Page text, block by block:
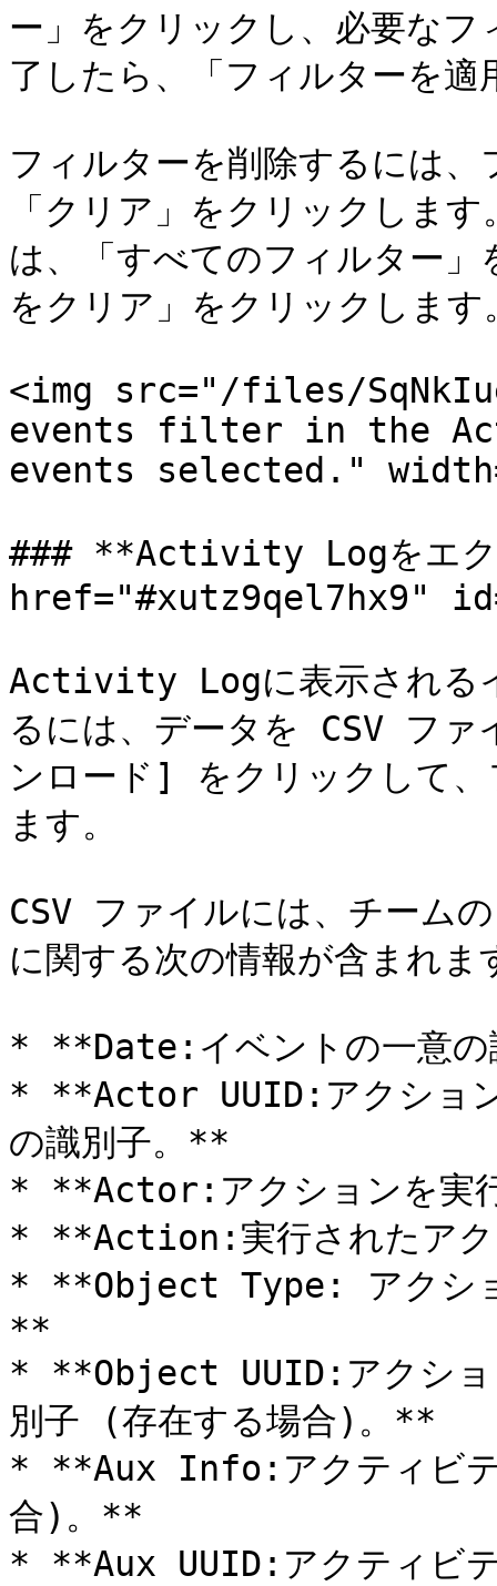
ー」をクリックし、必要な
了したら、「フィルターを
フィルターを削除するには
「クリア」をクリックしま
は、「すべてのフィルター
をクリア」をクリックします
<img src="/files/
events filter in the
events selected."
### **Activity Logをエク
href="#xutz9qel7hx9"
Activity Logに表示されるイ
るには、データを CSV フ
ンロード] をクリックして、
ます。
CSV ファイルには、チーム
に関する次の情報が含まれま
* **Date:イベントの一意の
* **Actor UUID:アクション
の識別子。**
* **Actor:アクションを実
* **Action:実行されたアク
* **Object Type: アクショ
**
* **Object UUID:アクショ
別子 (存在する場合)。**
* **Aux Info:アクティビテ
合)。**
* **Aux UUID:アクティビ